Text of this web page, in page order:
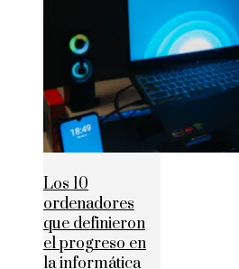
Los 10
ordenadores
que definieron
el progreso en
la informática